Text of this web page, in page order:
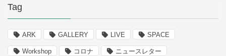
Tag
ARK GALLERY LIVE SPACE
Workshop コロナ ニュースレター